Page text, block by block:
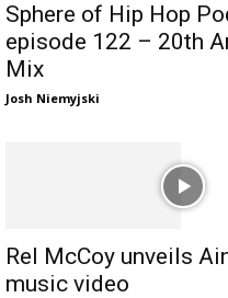
Sphere of Hip Hop
episode 122 – 20th
Mix
Josh Niemyjski
Rel McCoy unveils
music video